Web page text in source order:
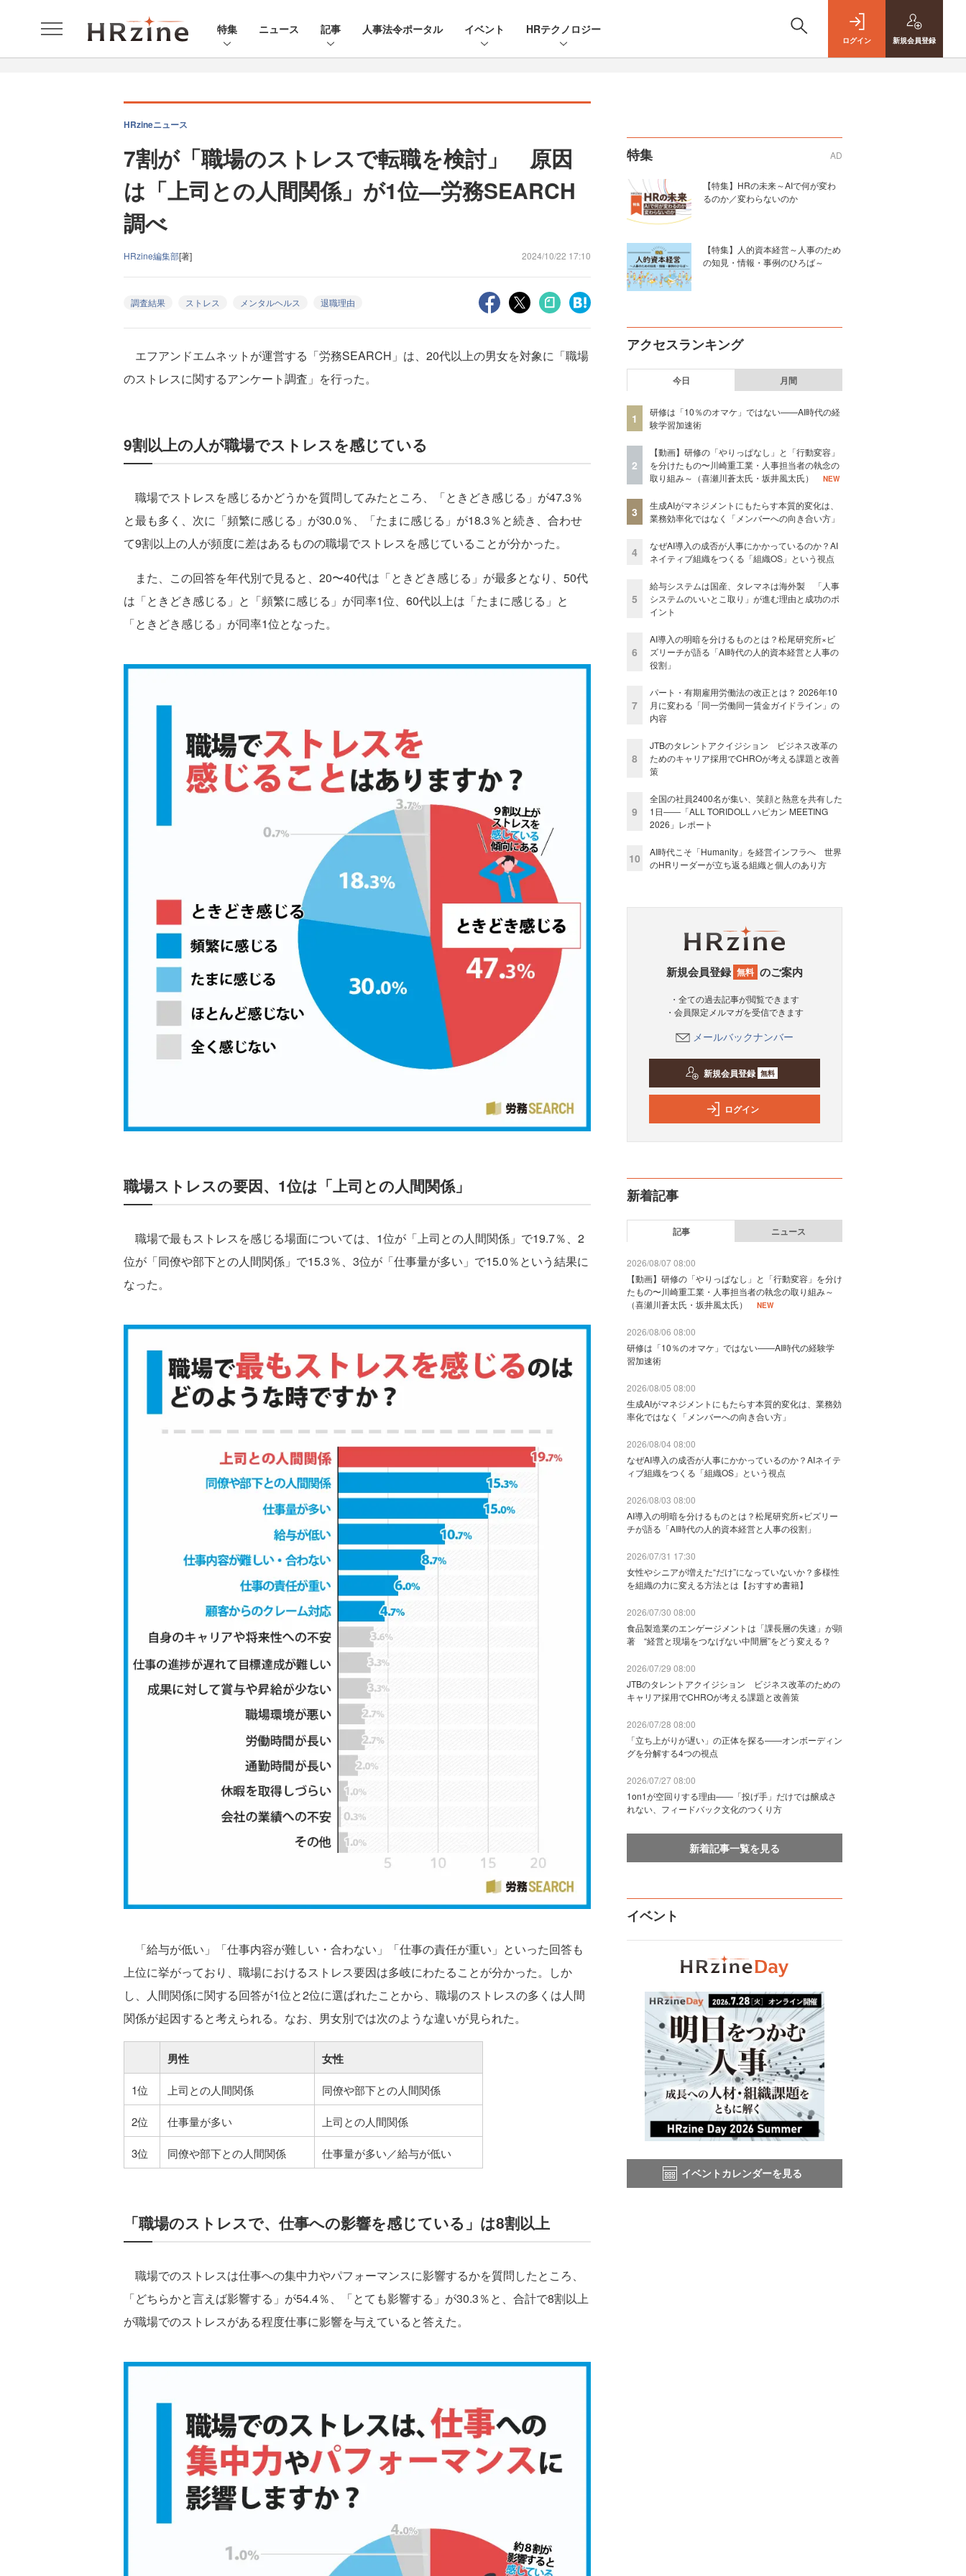
特集 ニュース 記事 人事法令ポータル イベント HRテクノロジー
ログイン 新規会員登録
HRzineニュース
7割が「職場のストレスで転職を検討」 原因
は「上司との人間関係」が1位—労務SEARCH
調べ
HRzine編集部[著] 2024/10/22 17:10
調査結果 ストレス メンタルヘルス 退職理由
エフアンドエムネットが運営する「労務SEARCH」は、20代以上の男女を対象に「職場
のストレスに関するアンケート調査」を行った。
9割以上の人が職場でストレスを感じている
職場でストレスを感じるかどうかを質問してみたところ、「ときどき感じる」が47.3％
と最も多く、次に「頻繁に感じる」が30.0％、「たまに感じる」が18.3％と続き、合わせ
て9割以上の人が頻度に差はあるものの職場でストレスを感じていることが分かった。
また、この回答を年代別で見ると、20〜40代は「ときどき感じる」が最多となり、50代
は「ときどき感じる」と「頻繁に感じる」が同率1位、60代以上は「たまに感じる」と
「ときどき感じる」が同率1位となった。
職場ストレスの要因、1位は「上司との人間関係」
職場で最もストレスを感じる場面については、1位が「上司との人間関係」で19.7％、2
位が「同僚や部下との人間関係」で15.3％、3位が「仕事量が多い」で15.0％という結果に
なった。
「給与が低い」「仕事内容が難しい・合わない」「仕事の責任が重い」といった回答も
上位に挙がっており、職場におけるストレス要因は多岐にわたることが分かった。しか
し、人間関係に関する回答が1位と2位に選ばれたことから、職場のストレスの多くは人間
関係が起因すると考えられる。なお、男女別では次のような違いが見られた。
男性 女性
1位 上司との人間関係 同僚や部下との人間関係
2位 仕事量が多い 上司との人間関係
3位 同僚や部下との人間関係 仕事量が多い／給与が低い
「職場のストレスで、仕事への影響を感じている」は8割以上
職場でのストレスは仕事への集中力やパフォーマンスに影響するかを質問したところ、
「どちらかと言えば影響する」が54.4％、「とても影響する」が30.3％と、合計で8割以上
が職場でのストレスがある程度仕事に影響を与えていると答えた。
特集 AD
【特集】HRの未来～AIで何が変わ
るのか／変わらないのか
【特集】人的資本経営～人事のため
の知見・情報・事例のひろば～
アクセスランキング
今日 月間
1
研修は「10％のオマケ」ではない——AI時代の経
験学習加速術
2
【動画】研修の「やりっぱなし」と「行動変容」
を分けたもの〜川崎重工業・人事担当者の執念の
取り組み～（喜瀬川蒼太氏・坂井風太氏）
NEW
3
生成AIがマネジメントにもたらす本質的変化は、
業務効率化ではなく「メンバーへの向き合い方」
4
なぜAI導入の成否が人事にかかっているのか？AI
ネイティブ組織をつくる「組織OS」という視点
5
給与システムは国産、タレマネは海外製 「人事
システムのいいとこ取り」が進む理由と成功のポ
イント
6
AI導入の明暗を分けるものとは？松尾研究所×ビ
ズリーチが語る「AI時代の人的資本経営と人事の
役割」
7
パート・有期雇用労働法の改正とは？ 2026年10
月に変わる「同一労働同一賃金ガイドライン」の
内容
8
JTBのタレントアクイジション ビジネス改革の
ためのキャリア採用でCHROが考える課題と改善
策
9
全国の社員2400名が集い、笑顔と熱意を共有した
1日――「ALL TORIDOLL ハピカン MEETING
2026」レポート
10
AI時代こそ「Humanity」を経営インフラへ 世界
のHRリーダーが立ち返る組織と個人のあり方
新規会員登録 無料 のご案内
・全ての過去記事が閲覧できます
・会員限定メルマガを受信できます
メールバックナンバー
新規会員登録 無料
ログイン
新着記事
記事 ニュース
2026/08/07 08:00
【動画】研修の「やりっぱなし」と「行動変容」を分け
たもの〜川崎重工業・人事担当者の執念の取り組み～
（喜瀬川蒼太氏・坂井風太氏）
NEW
2026/08/06 08:00
研修は「10％のオマケ」ではない——AI時代の経験学
習加速術
2026/08/05 08:00
生成AIがマネジメントにもたらす本質的変化は、業務効
率化ではなく「メンバーへの向き合い方」
2026/08/04 08:00
なぜAI導入の成否が人事にかかっているのか？AIネイテ
ィブ組織をつくる「組織OS」という視点
2026/08/03 08:00
AI導入の明暗を分けるものとは？松尾研究所×ビズリー
チが語る「AI時代の人的資本経営と人事の役割」
2026/07/31 17:30
女性やシニアが増えた“だけ”になっていないか？多様性
を組織の力に変える方法とは【おすすめ書籍】
2026/07/30 08:00
食品製造業のエンゲージメントは「課長層の失速」が顕
著 “経営と現場をつなげない中間層”をどう変える？
2026/07/29 08:00
JTBのタレントアクイジション ビジネス改革のための
キャリア採用でCHROが考える課題と改善策
2026/07/28 08:00
「立ち上がりが遅い」の正体を探る——オンボーディン
グを分解する4つの視点
2026/07/27 08:00
1on1が空回りする理由——「投げ手」だけでは醸成さ
れない、フィードバック文化のつくり方
新着記事一覧を見る
イベント
イベントカレンダーを見る